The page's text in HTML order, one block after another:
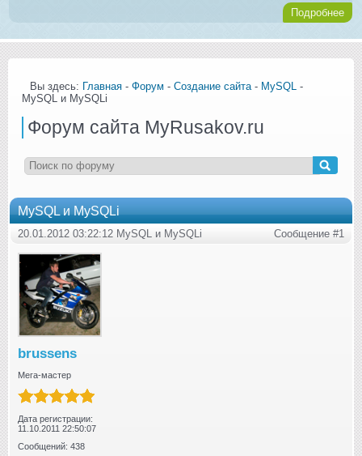
Подробнее
Вы здесь: Главная - Форум - Создание сайта- MySQL -
MySQL и MySQLi
Форум сайта MyRusakov.ru
MySQL и MySQLi
20.01.2012 03:22:12 MySQL и MySQLi Сообщение #1
brussens
Мега-мастер
Дата регистрации:
11.10.2011 22:50:07
Сообщений: 438